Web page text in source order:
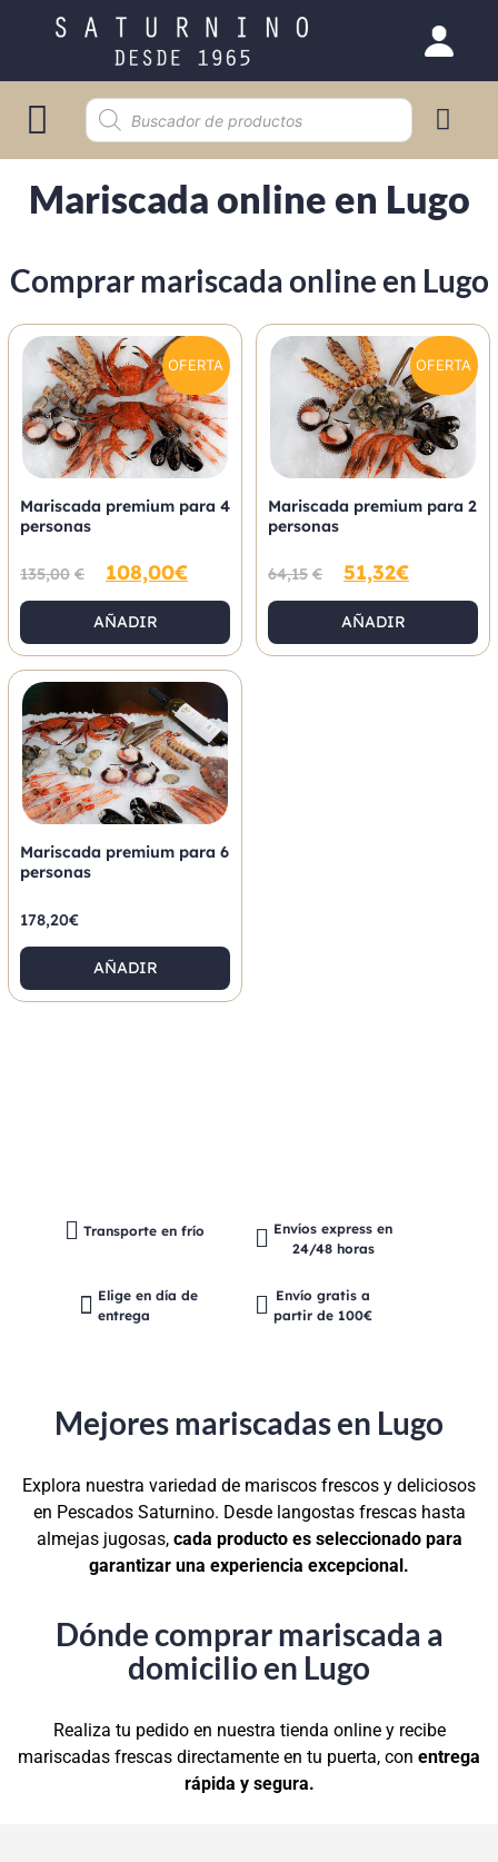
Mariscada online en Lugo
Comprar mariscada online en Lugo
OFERTA
Mariscada premium para 4
personas
135,00 € 108,00€
AÑADIR
OFERTA
Mariscada premium para 2
personas
64,15 € 51,32€
AÑADIR
Mariscada premium para 6
personas
178,20€
AÑADIR
Transporte en frío
Envíos express en
24/48 horas
Elige en día de
entrega
Envío gratis a
partir de 100€
Mejores mariscadas en Lugo
Explora nuestra variedad de mariscos frescos y deliciosos
en Pescados Saturnino. Desde langostas frescas hasta
almejas jugosas, cada producto es seleccionado para
garantizar una experiencia excepcional.
Dónde comprar mariscada a
domicilio en Lugo
Realiza tu pedido en nuestra tienda online y recibe
mariscadas frescas directamente en tu puerta, con entrega
rápida y segura.